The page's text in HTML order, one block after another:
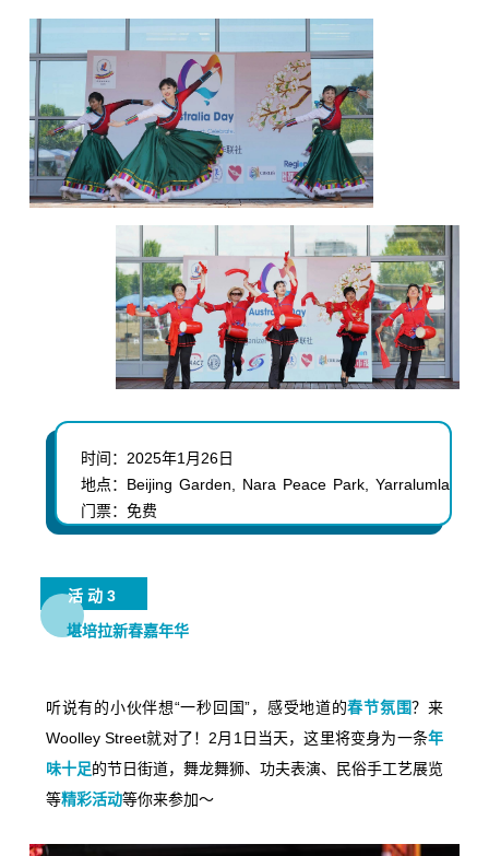
时间： 2025年1月26日
地点： Beijing Garden, Nara Peace Park, Yarralumla
门票：免费
活动3
堪培拉新春嘉年华
听说有的小伙伴想“一秒回国”，感受地道的春节氛围？来
Woolley Street就对了！2月1日当天，这里将变身为一条年
味十足的节日街道，舞龙舞狮、功夫表演、民俗手工艺展览
等精彩活动等你来参加～